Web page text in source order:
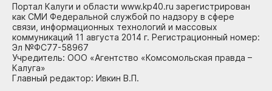
Портал Калуги и области www.kp40.ru зарегистрирован
как СМИ Федеральной службой по надзору в сфере
связи, информационных технологий и массовых
коммуникаций 11 августа 2014 г. Регистрационный номер:
Эл №ФС77-58967
Учредитель: ООО «Агентство «Комсомольская правда –
Калуга»
Главный редактор: Ивкин В.П.